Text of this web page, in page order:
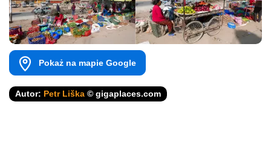
Pokaż na mapie Google
Autor: Petr Liška © gigaplaces.com